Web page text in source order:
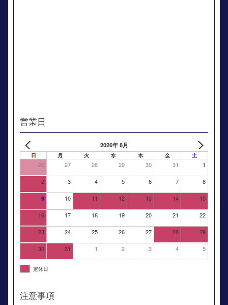
営業日
2026年 8月
日 月 火 水 木 金 土
26 27 28 29 30 31 1
2 3 4 5 6 7 8
9 10 11 12 13 14 15
16 17 18 19 20 21 22
23 24 25 26 27 28 29
30 31 1 2 3 4 5
定休日
注意事項